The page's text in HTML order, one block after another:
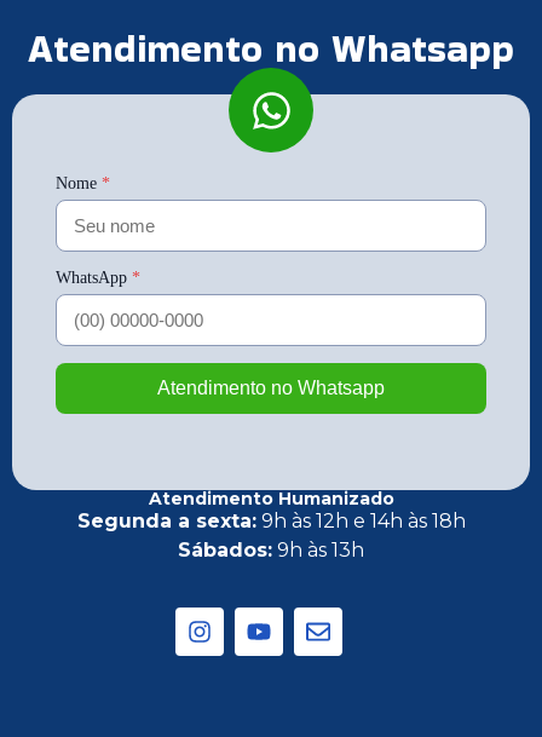
Atendimento no Whatsapp
Atendimento Humanizado
Segunda a sexta:9h às 12h e 14h às 18h
Sábados: 9h às 13h